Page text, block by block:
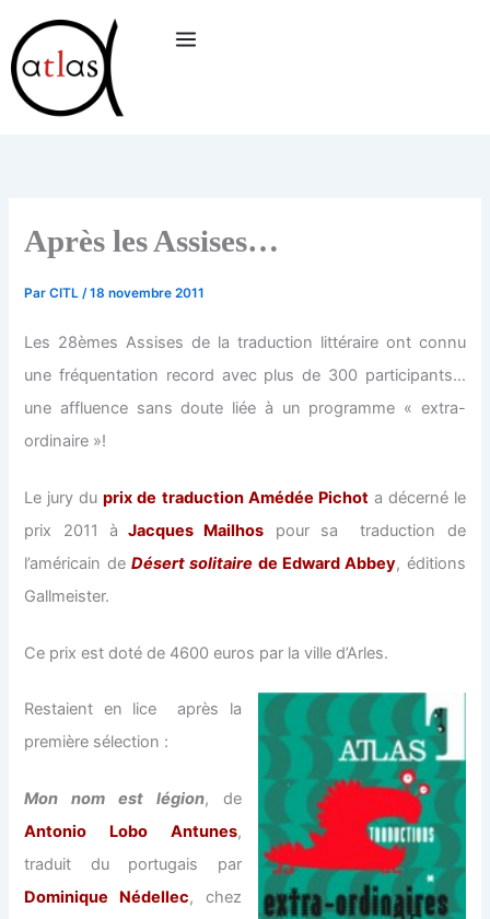
au
contenu
Après les Assises…
ParCITL/18 novembre 2011
Les 28èmes Assises de la traduction littéraire ont connu
une fréquentation record avec plus de 300 participants…
une affluence sans doute liée à un programme « extra-
ordinaire »!
Le jury duprix de traduction Amédée Pichota décerné le
prix 2011 à Jacques Mailhos pour sa traduction de
l’américain deDésert solitaire de Edward Abbey, éditions
Gallmeister.
Ce prix est doté de 4600 euros par la ville d’Arles.
Restaient en lice après la
première sélection :
Mon nom est légion, de
Antonio Lobo Antunes,
traduit du portugais par
Dominique Nédellec, chez